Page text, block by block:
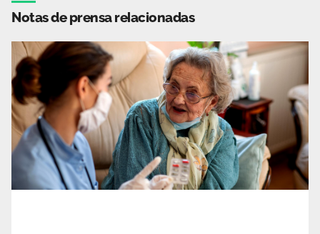
Notas de prensa relacionadas